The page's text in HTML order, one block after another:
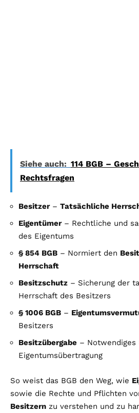
Siehe auch: 114 BGB –
Rechtsfragen
Besitzer– Tatsächliche
Eigentümer– Rechtliche und
des Eigentums
§ 854 BGB – Normiert den
Herrschaft
Besitzschutz – Sicherung der
Herrschaft des Besitzers
§ 1006 BGB –
Besitzers
Besitzübergabe –
Eigentumsübertragung
So weist das BGB den Weg, wie
sowie die Rechte und Pflichten
Besitzern zu verstehen und zu